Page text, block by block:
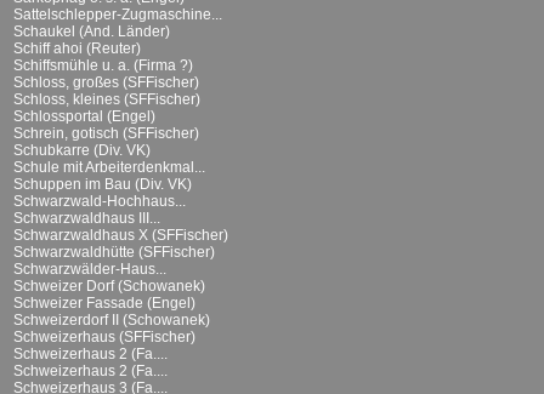
Sattelschlepper-Zugmaschine...
Schaukel (And. Länder)
Schiff ahoi (Reuter)
Schiffsmühle u. a. (Firma ?)
Schloss, großes (SFFischer)
Schloss, kleines (SFFischer)
Schlossportal (Engel)
Schrein, gotisch (SFFischer)
Schubkarre (Div. VK)
Schule mit Arbeiterdenkmal...
Schuppen im Bau (Div. VK)
Schwarzwald-Hochhaus...
Schwarzwaldhaus III...
Schwarzwaldhaus X (SFFischer)
Schwarzwaldhütte (SFFischer)
Schwarzwälder-Haus...
Schweizer Dorf (Schowanek)
Schweizer Fassade (Engel)
Schweizerdorf II (Schowanek)
Schweizerhaus (SFFischer)
Schweizerhaus 2 (Fa....
Schweizerhaus 2 (Fa....
Schweizerhaus 3 (Fa....